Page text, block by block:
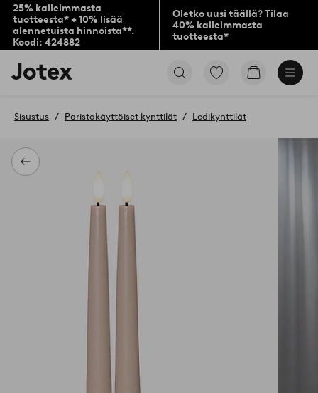
25% kalleimmasta
tuotteesta* + 10% lisää
alennetuista hinnoista**.
Koodi: 424882
Oletko uusi täällä? Tilaa
40% kalleimmasta
tuotteesta*
Jotex-
logo
aloitussivulle
Siirry
Siirry
Takaisin
Sisustus Paristokäyttöiset kynttilät Ledikynttilät